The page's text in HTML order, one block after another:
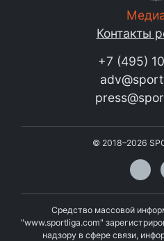
Контакты
+7 (495)
© 2018–2026
Средство массовой
"www.sportliga.com"
надзору в сфере связи,